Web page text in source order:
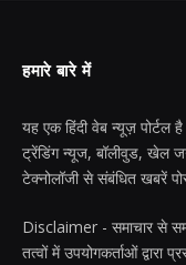
हमारे बारे में
यह एक हिंदी वेब न्यूज़ पोर्टल
ट्रेंडिंग न्यूज, बॉलीवुड, खेल
टेक्नोलॉजी से संबंधित खबरें
Disclaimer - समाचार से
तत्वों में उपयोगकर्ताओं द्वारा